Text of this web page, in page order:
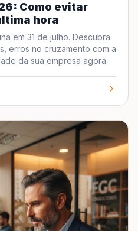
Como evitar
hora
em 31 de julho. Descubra
erros no cruzamento com a
da sua empresa agora.